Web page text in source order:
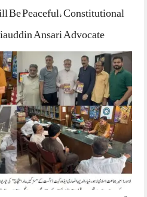
Be Peaceful, Constitutional
Ansari Advocate